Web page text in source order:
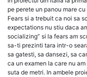
pe perete un panou mare
Fears si a trebuit ca noi sa
expectations nu stiu daca
socializing” si la fears am
sa-ti prezinti tara intr-o
sa gatesti, sa dansezi, sa
ca un examen la care nu
suta de metri. In ambele